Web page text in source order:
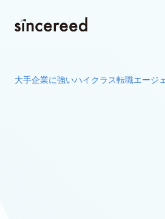
大手企業に強いハイクラス転職エージ